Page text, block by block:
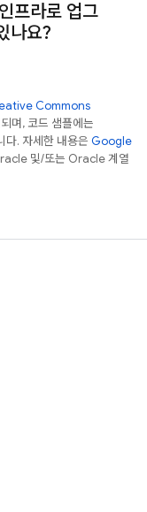
프라로 업그
나요?
Commons
며, 코드 샘플에는
다. 자세한 내용은 Google
및/또는 Oracle 계열